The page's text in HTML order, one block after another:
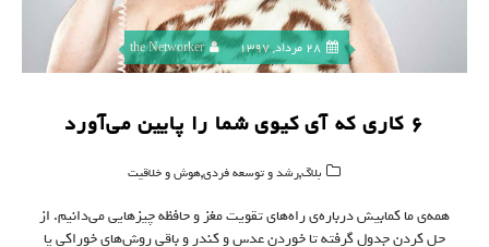
28 مرداد, 1397 the Networker
۶ کاری که آی کیوی شما را پایین می‌آورد
بلاگ,رشد و توسعه فردی,هوش و خلاقیت
همه‌ی ما کمابیش درباره‌ی راه‌های تقویت مغز و حافظه چیزهایی می‌دانیم. از
حل کردن جدول گرفته تا خوردن عدس و کندر و باقی روش‌های خوراکی یا